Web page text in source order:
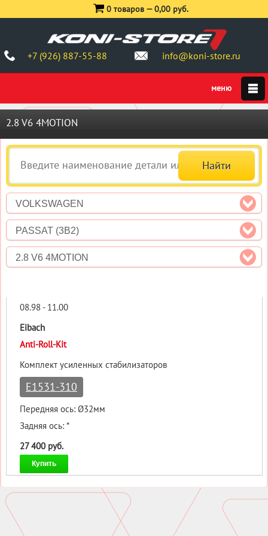
+7 (926) 887-55-88 info@koni-store.ru
0 товаров —0,00 руб.
2.8 V6 4MOTION
VOLKSWAGEN
PASSAT (3B2)
2.8 V6 4MOTION
08.98 - 11.00
Eibach
Anti-Roll-Kit
Комплект усиленных стабилизаторов
E1531-310
Передняя ось: Ø32мм
Задняя ось: *
27 400 руб.
Купить